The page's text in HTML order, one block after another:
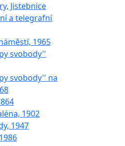
Jistebnice
a telegrafní
1965
svobody''
svobody'' na
1902
1947